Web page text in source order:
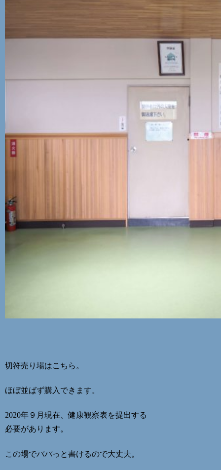
切符売り場はこちら。
ほぼ並ばず購入できます。
2020年９月現在、健康観察表を提出する
必要があります。
この場でパパっと書けるので大丈夫。